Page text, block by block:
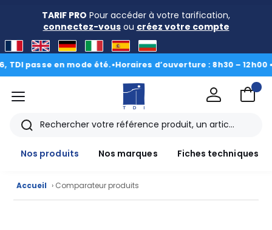
TARIF PRO Pour accéder à votre tarification,
connectez-vousou créez votre compte
passe en mode été.•Horaires d’ouverture : 8h30 – 12h00 •
menu
Rechercher
Nos produits
Nos marques Fiches techniques
Accueil › Comparateur produits